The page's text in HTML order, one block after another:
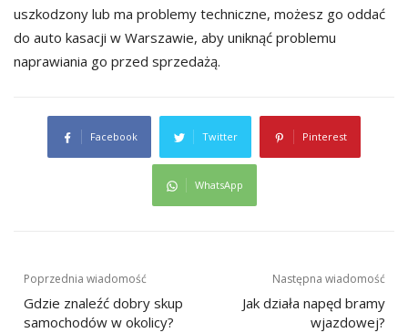
uszkodzony lub ma problemy techniczne, możesz go oddać
do auto kasacji w Warszawie, aby uniknąć problemu
naprawiania go przed sprzedażą.
Facebook Twitter Pinterest
WhatsApp
Nawigacja
wpisu
Poprzednia wiadomość
Gdzie znaleźć dobry skup
samochodów w okolicy?
Następna wiadomość
Jak działa napęd bramy
wjazdowej?